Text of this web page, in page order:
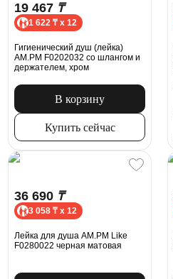
19 467 ₸
1 622 ₸ x 12
Гигиенический душ (лейка)
AM.PM F0202032 со шлангом и
держателем, хром
В корзину
Купить сейчас
36 690 ₸
3 058 ₸ x 12
Лейка для душа AM.PM Like
F0280022 черная матовая